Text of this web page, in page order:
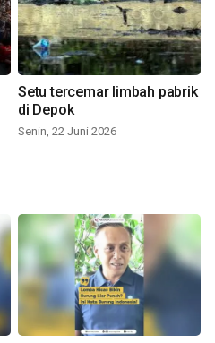
Setu tercemar limbah pabrik
di Depok
Senin, 22 Juni 2026